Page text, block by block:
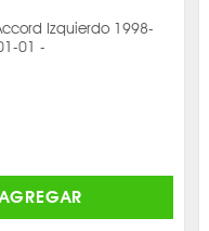
Izquierdo 1998-
01 -
AGREGAR